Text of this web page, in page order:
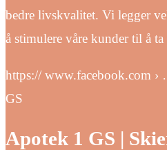
bedre livskvalitet. Vi legger
å stimulere våre kunder til å
https:// www.facebook.com ›
GS
Apotek 1 GS |